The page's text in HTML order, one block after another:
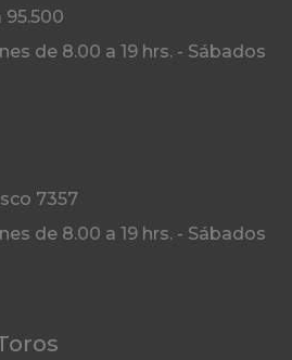
95.500
de 8.00 a 19 hrs. - Sábados
7357
de 8.00 a 19 hrs. - Sábados